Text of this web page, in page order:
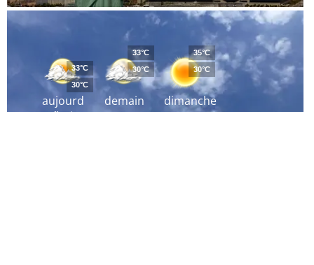
aujourd
´hui
33°C
30°C
demain
33°C
30°C
dimanche
35°C
30°C